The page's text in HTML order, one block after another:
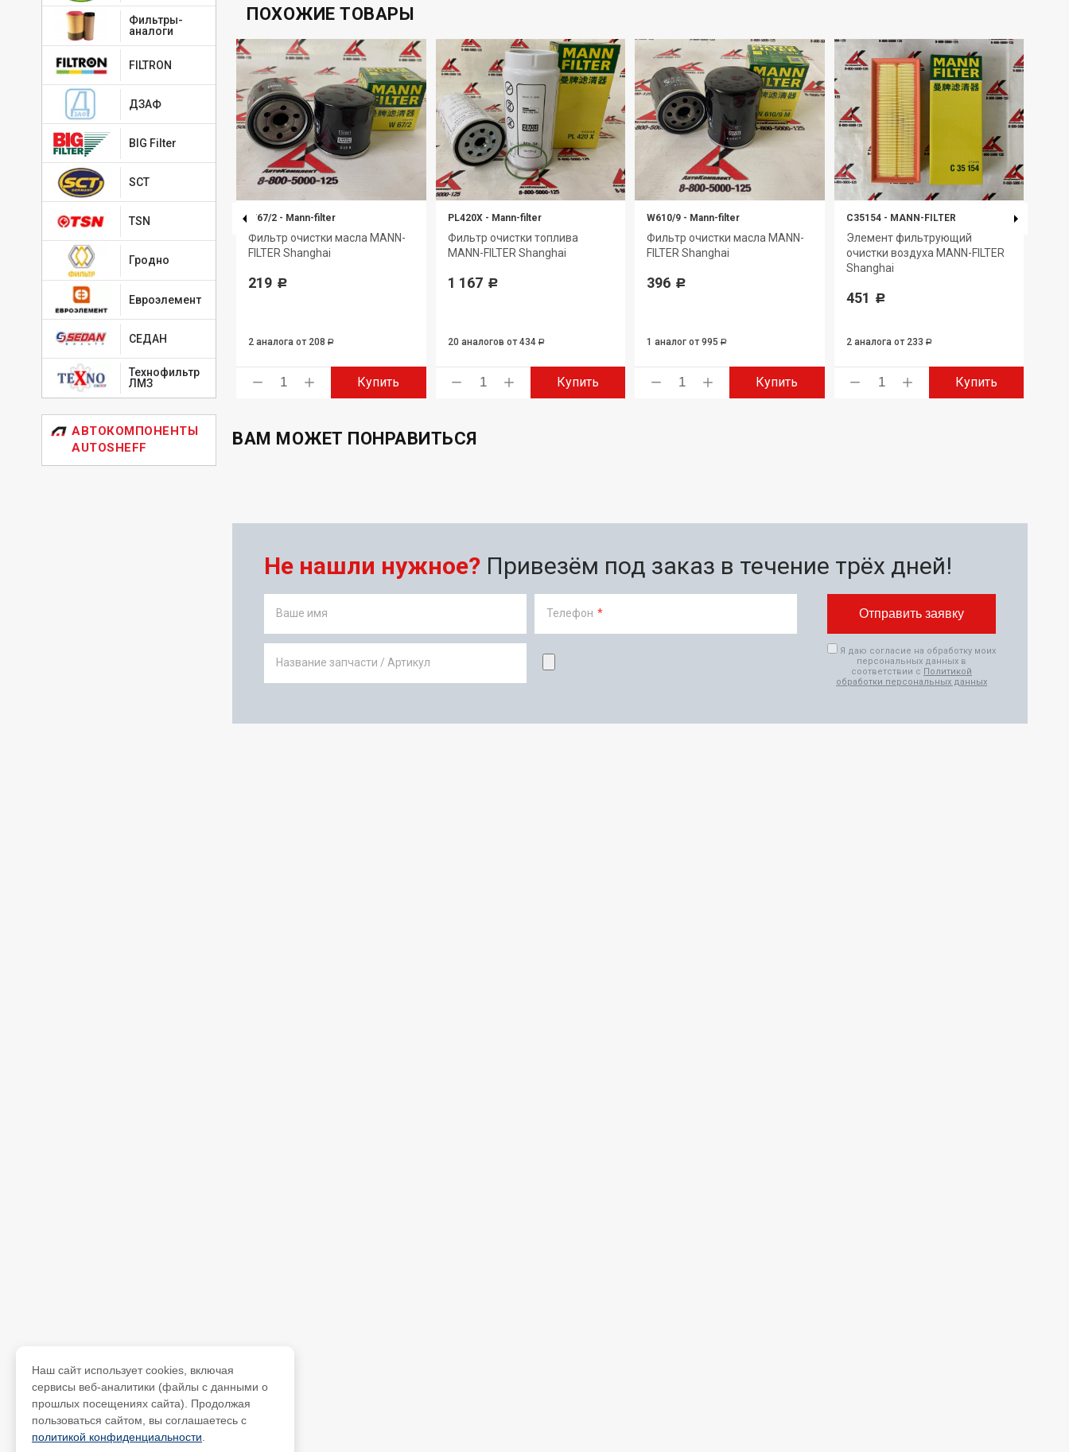
Фильтры-
аналоги
FILTRON
ДЗАФ
BIG Filter
SCT
TSN
Гродно
Евроэлемент
СЕДАН
Технофильтр
ЛМЗ
АВТОКОМПОНЕНТЫ
AUTOSHEFF
ПОХОЖИЕ ТОВАРЫ
PU855X - MANN-FILTER
Элемент фильтрующий
очистки топлива MANN-FILTER
1 286 Р
Купить
W67/2 - Mann-filter
Фильтр очистки масла MANN-
FILTER Shanghai
219 Р
2 аналога от 208 Р
Купить
PL420X - Mann-filter
Фильтр очистки топлива
MANN-FILTER Shanghai
1 167 Р
20 аналогов от 434 Р
Купить
W610/9 - Mann-filter
Фильтр очистки масла MANN-
FILTER Shanghai
396 Р
1 аналог от 995 Р
Купить
C35154 - MANN-FILTER
Элемент фильтрующий
очистки воздуха MANN-FILTER
Shanghai
451 Р
2 аналога от 233 Р
Купить
ВАМ МОЖЕТ ПОНРАВИТЬСЯ
Не нашли нужное? Привезём под заказ в течение трёх дней!
Ваше имя Телефон *
Название запчасти / Артикул
Я даю согласие на обработку моих
персональных данных в
соответствии с Политикой
обработки персональных данных
Наш сайт использует cookies, включая
сервисы веб-аналитики (файлы с данными о
прошлых посещениях сайта). Продолжая
пользоваться сайтом, вы соглашаетесь с
политикой конфиденциальности